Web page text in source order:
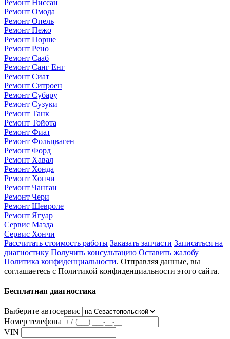
Ремонт Ниссан
Ремонт Омода
Ремонт Опель
Ремонт Пежо
Ремонт Порше
Ремонт Рено
Ремонт Сааб
Ремонт Санг Енг
Ремонт Сиат
Ремонт Ситроен
Ремонт Субару
Ремонт Сузуки
Ремонт Танк
Ремонт Тойота
Ремонт Фиат
Ремонт Фольцваген
Ремонт Форд
Ремонт Хавал
Ремонт Хонда
Ремонт Хончи
Ремонт Чанган
Ремонт Чери
Ремонт Шевроле
Ремонт Ягуар
Сервис Мазда
Сервис Хончи
Рассчитать стоимость работы Заказать запчасти Записаться на
диагностику Получить консультацию Оставить жалобу
Политика конфиденциальности. Отправляя данные, вы
соглашаетесь с Политикой конфиденциальности этого сайта.
Бесплатная диагностика
Выберите автосервис
Номер телефона
VIN